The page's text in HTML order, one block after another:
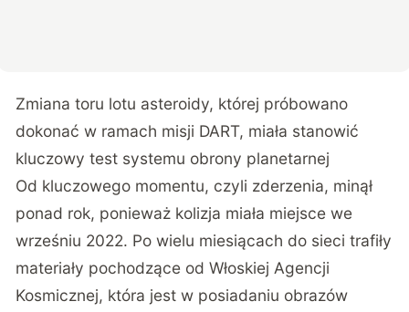
Zmiana toru lotu asteroidy, której próbowano
dokonać w ramach misji DART, miała stanowić
kluczowy test systemu obrony planetarnej
Od kluczowego momentu, czyli zderzenia, minął
ponad rok, ponieważ kolizja miała miejsce we
wrześniu 2022. Po wielu miesiącach do sieci trafiły
materiały pochodzące od Włoskiej Agencji
Kosmicznej, która jest w posiadaniu obrazów